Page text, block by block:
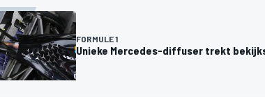
FORMULE 1
Unieke Mercedes-diffuser trekt